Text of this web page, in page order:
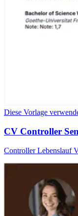
Diese Vorlage
CV Controller
Controller Lebenslauf